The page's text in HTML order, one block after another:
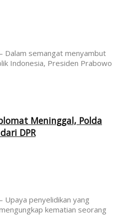
Dalam semangat menyambut
Indonesia, Presiden Prabowo
Meninggal, Polda
DPR
Upaya penyelidikan yang
kematian seorang